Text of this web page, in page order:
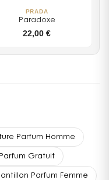
PRADA
Paradoxe
22,00 €
Parfum Homme
Gratuit
Parfum Femme